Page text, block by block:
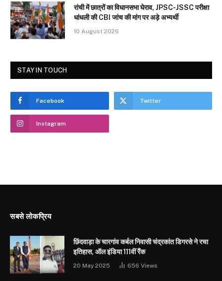
रांची में छात्रों का विधानसभा घेराव, JPSC-JSSC परीक्षा
धांधली की CBI जांच की मांग पर अड़े अभ्यर्थी
10 August 2026
STAY IN TOUCH
Facebook Twitter
Instagram
सबसे लोकप्रिय
छिंदवाड़ा के चारगांव कर्बल निवासी चंद्रकांत डिगरसे ने रचा
इतिहास, ऑल इंडिया 111वीं रैंक
20 May 2025 656 Views